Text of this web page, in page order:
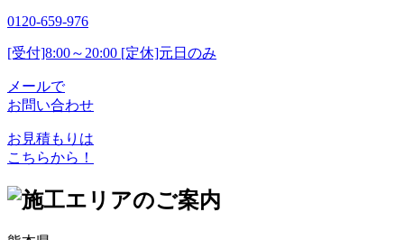
0120-659-976
[受付]8:00～20:00 [定休]元日のみ
メールで
お問い合わせ
お見積もりは
こちらから！